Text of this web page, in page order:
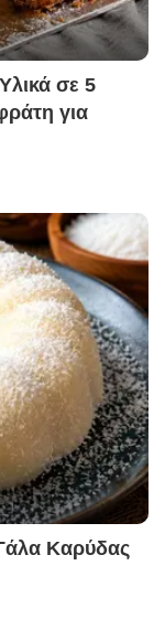
σε 5
για
Καρύδας